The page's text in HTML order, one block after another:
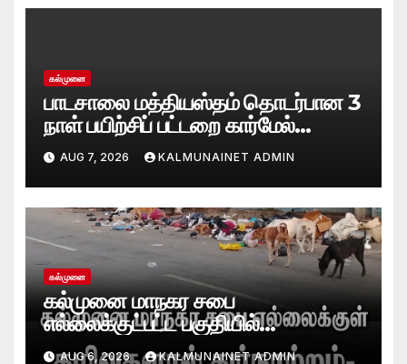
கல்முனை
பாடசாலை மத்தியஸ்தம் தொடர்பான 3
நாள் பயிற்சிப் பட்டறை கார்மேல்
பற்றிமாவில் நிறைவு!முரண்பாடுகளைத்
தீர்க்கும் முறைகள் குறித்துத்
தெளிவூட்டல்
AUG 7, 2026 KALMUNAINET ADMIN
கல்முனை
கல்முனை மாநகர சபை
எல்லைக்குட்பட்ட பகுதியில்
கழிவுகளால் துர்நாற்றம்- பாதசாரிகள்,
AUG 6, 2026 KALMUNAINET ADMIN